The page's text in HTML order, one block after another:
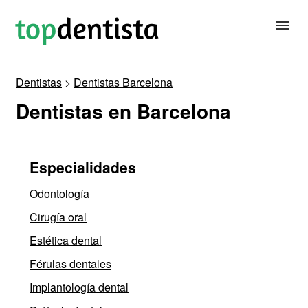
BUSCAR DENTISTA
CONTACTAR
Dentistas > Dentistas Barcelona
Dentistas en Barcelona
Especialidades
Odontología
Cirugía oral
Estética dental
Férulas dentales
Implantología dental